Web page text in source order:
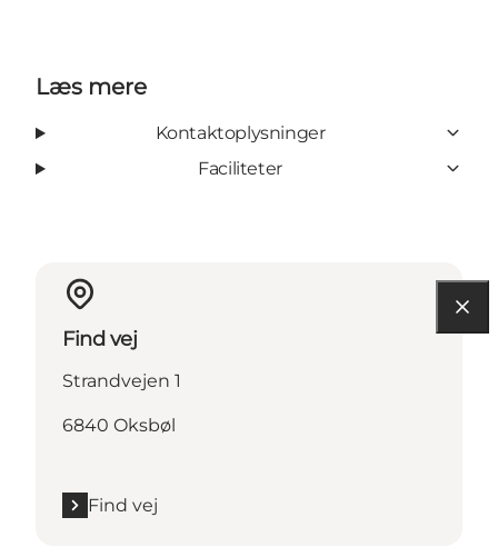
Læs mere
Kontaktoplysninger
Faciliteter
Find vej
Strandvejen 1
6840 Oksbøl
Find vej